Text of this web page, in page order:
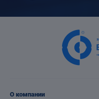
О компании